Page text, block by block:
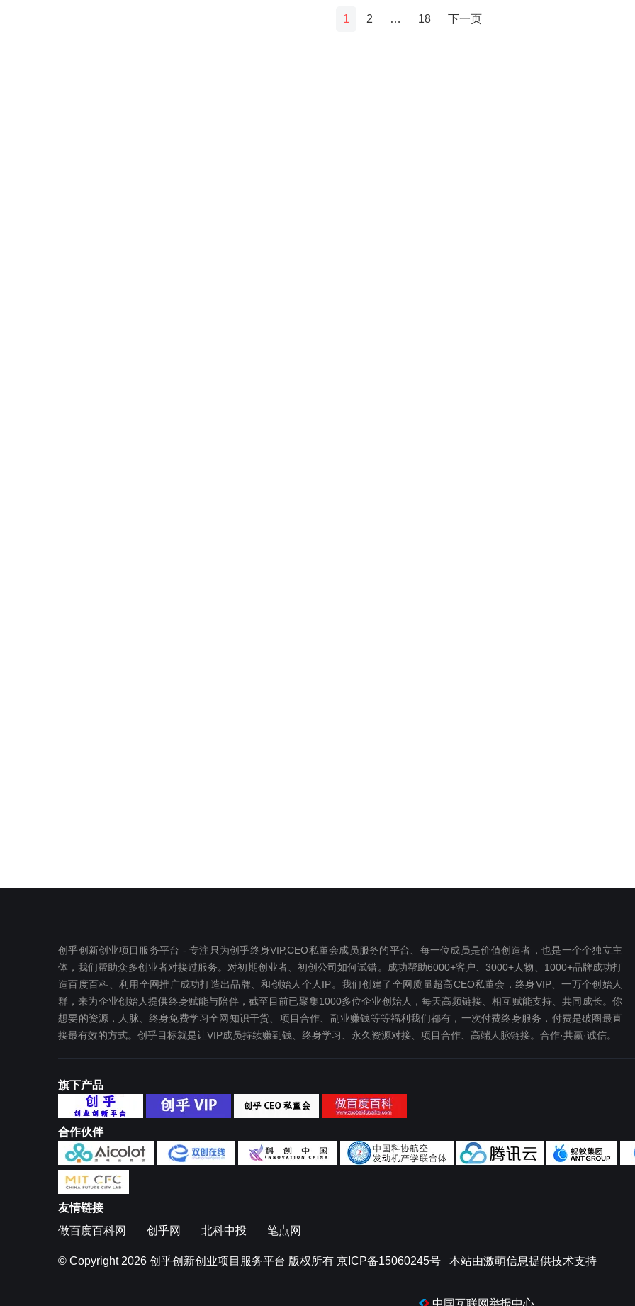
1 2 … 18 下一页
创乎创新创业项目服务平台 - 专注只为创乎终身VIP,CEO私董会成员服务的平台、每一位成员是价值创造者，也是一个个独立主
体，我们帮助众多创业者对接过服务。对初期创业者、初创公司如何试错。成功帮助6000+客户、3000+人物、1000+品牌成功打
造百度百科、利用全网推广成功打造出品牌、和创始人个人IP。我们创建了全网质量超高CEO私董会，终身VIP、一万个创始人
群，来为企业创始人提供终身赋能与陪伴，截至目前已聚集1000多位企业创始人，每天高频链接、相互赋能支持、共同成长。你
想要‬的资源，人脉、终身免费学习全网知识干货、项目合作、副业赚钱等等福利我们都‬有，一次付费终‬身服务，付费是破圈最‬直
接最有效‬的方式。创乎目标就是让VIP成员持续赚到钱、终身学习、永久资源对接、项目合作、高端人脉链接。合作·共赢·诚信。
旗下产品
合作伙伴
友情链接
做百度百科网
创乎网 北科中投 笔点网
© Copyright 2026 创乎创新创业项目服务平台 版权所有 京ICP备15060245号 本站由激萌信息提供技术支持